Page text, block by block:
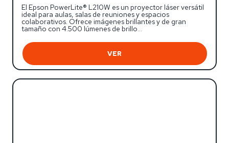
El Epson PowerLite® L210W es un proyector láser versátil
ideal para aulas, salas de reuniones y espacios
colaborativos. Ofrece imágenes brillantes y de gran
tamaño con 4.500 lúmenes de brillo…
VER